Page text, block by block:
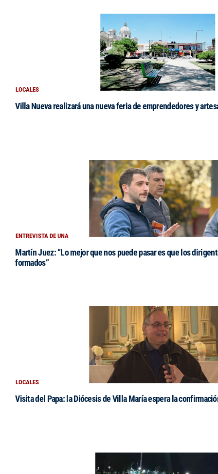
LOCALES
Villa Nueva realizará una nueva feria de emprendedores y
ENTREVISTA DE UNA
Martín Juez: “Lo mejor que nos puede pasar es que los
formados”
LOCALES
Visita del Papa: la Diócesis de Villa María espera la